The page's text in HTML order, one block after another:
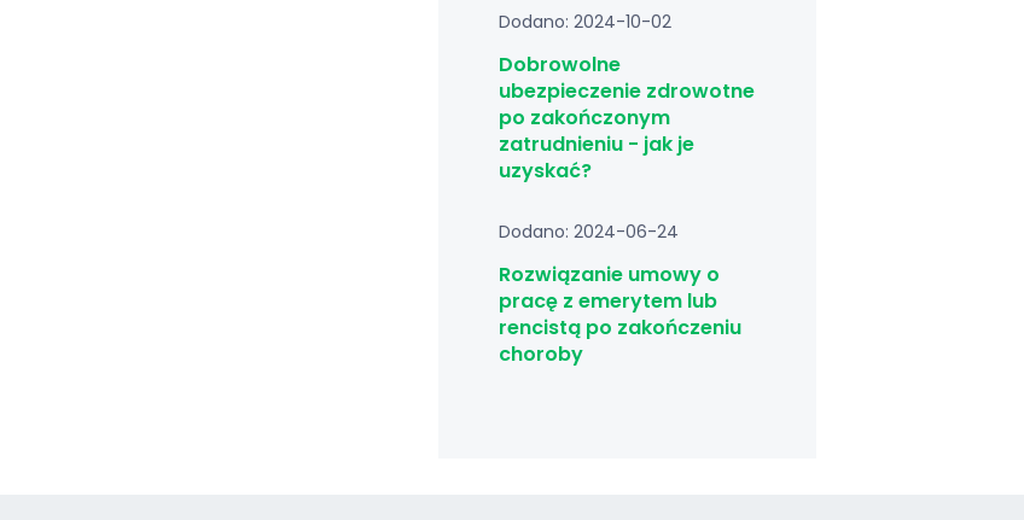
Dodano: 2024-10-02
Dobrowolne
ubezpieczenie zdrowotne
po zakończonym
zatrudnieniu - jak je
uzyskać?
Dodano: 2024-06-24
Rozwiązanie umowy o
pracę z emerytem lub
rencistą po zakończeniu
choroby